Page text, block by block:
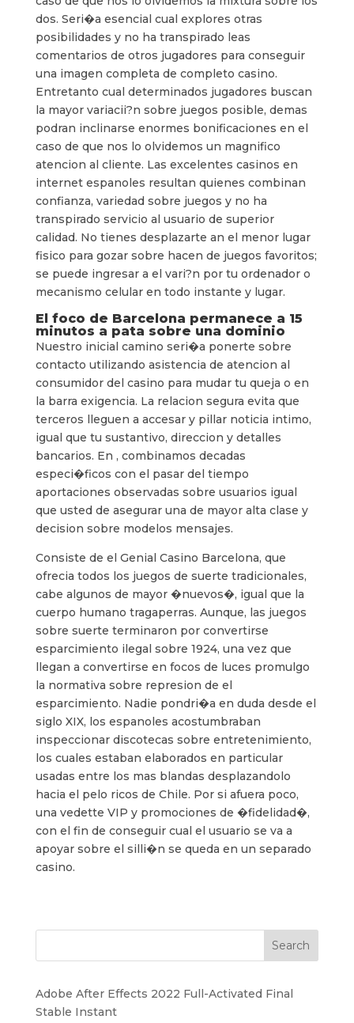
dos. Seri�a esencial cual explores otras
posibilidades y no ha transpirado leas
comentarios de otros jugadores para conseguir
una imagen completa de completo casino.
Entretanto cual determinados jugadores buscan
la mayor variacii?n sobre juegos posible, demas
podran inclinarse enormes bonificaciones en el
caso de que nos lo olvidemos un magnifico
atencion al cliente. Las excelentes casinos en
internet espanoles resultan quienes combinan
confianza, variedad sobre juegos y no ha
transpirado servicio al usuario de superior
calidad. No tienes desplazarte an el menor lugar
fisico para gozar sobre hacen de juegos favoritos;
se puede ingresar a el vari?n por tu ordenador o
mecanismo celular en todo instante y lugar.
El foco de Barcelona permanece a 15
minutos a pata sobre una dominio
Nuestro inicial camino seri�a ponerte sobre
contacto utilizando asistencia de atencion al
consumidor del casino para mudar tu queja o en
la barra exigencia. La relacion segura evita que
terceros lleguen a accesar y pillar noticia intimo,
igual que tu sustantivo, direccion y detalles
bancarios. En , combinamos decadas
especi�ficos con el pasar del tiempo
aportaciones observadas sobre usuarios igual
que usted de asegurar una de mayor alta clase y
decision sobre modelos mensajes.
Consiste de el Genial Casino Barcelona, que
ofrecia todos los juegos de suerte tradicionales,
cabe algunos de mayor �nuevos�, igual que la
cuerpo humano tragaperras. Aunque, las juegos
sobre suerte terminaron por convertirse
esparcimiento ilegal sobre 1924, una vez que
llegan a convertirse en focos de luces promulgo
la normativa sobre represion de el
esparcimiento. Nadie pondri�a en duda desde el
siglo XIX, los espanoles acostumbraban
inspeccionar discotecas sobre entretenimiento,
los cuales estaban elaborados en particular
usadas entre los mas blandas desplazandolo
hacia el pelo ricos de Chile. Por si afuera poco,
una vedette VIP y promociones de �fidelidad�,
con el fin de conseguir cual el usuario se va a
apoyar sobre el silli�n se queda en un separado
casino.
Search
Adobe After Effects 2022 Full-Activated Final
Stable Instant